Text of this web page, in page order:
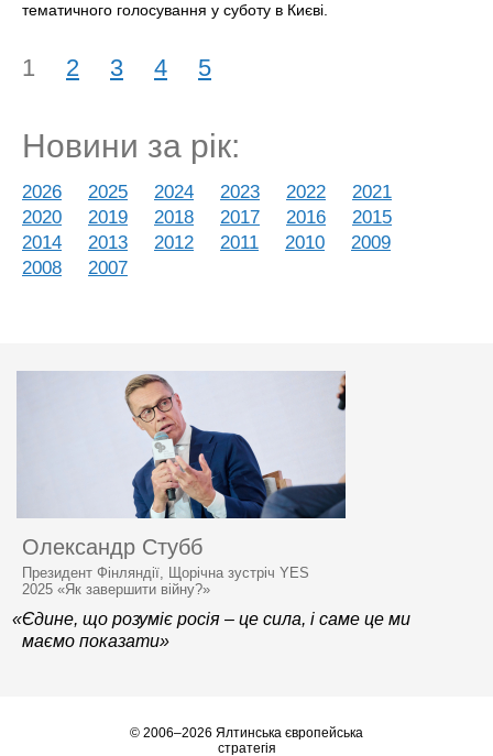
тематичного голосування у суботу в Києві.
1 2 3 4 5
Новини за рік:
2026 2025 2024 2023 2022
2021
2020
2019 2018 2017 2016
2015
2014
2013 2012 2011 2010
2009
2008
2007
Олександр Стубб
Президент Фінляндії, Щорічна зустріч YES
2025 «Як завершити війну?»
«Єдине, що розуміє росія – це сила, і саме це ми
маємо показати»
© 2006–2026 Ялтинська європейська
стратегія